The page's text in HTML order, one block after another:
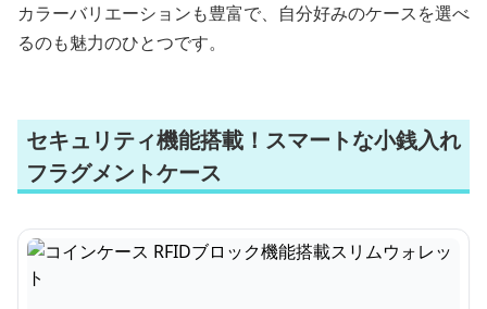
カラーバリエーションも豊富で、自分好みのケースを選べ
るのも魅力のひとつです。
セキュリティ機能搭載！スマートな小銭入れ
フラグメントケース